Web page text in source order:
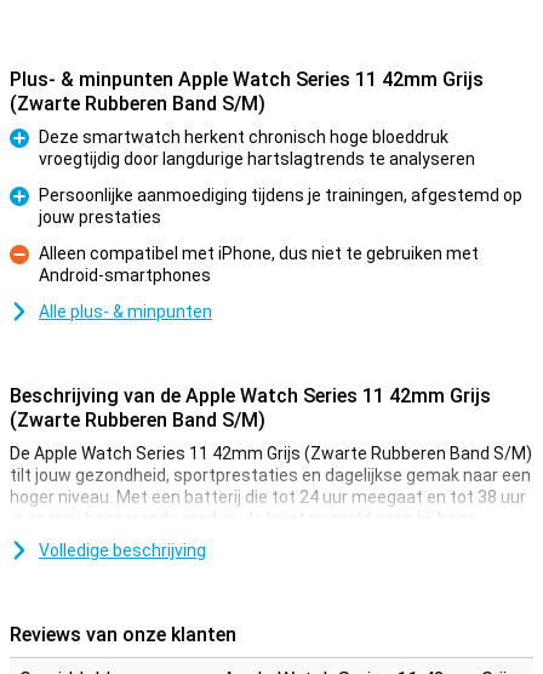
Plus- & minpunten Apple Watch Series 11 42mm Grijs
(Zwarte Rubberen Band S/M)
Pluspunt
Deze smartwatch herkent chronisch hoge bloeddruk
vroegtijdig door langdurige hartslagtrends te analyseren
Pluspunt
Persoonlijke aanmoediging tijdens je trainingen, afgestemd op
jouw prestaties
Minpunt
Alleen compatibel met iPhone, dus niet te gebruiken met
Android-smartphones
Alle plus- & minpunten
Beschrijving van de Apple Watch Series 11 42mm Grijs
(Zwarte Rubberen Band S/M)
De Apple Watch Series 11 42mm Grijs (Zwarte Rubberen Band S/M)
tilt jouw gezondheid, sportprestaties en dagelijkse gemak naar een
hoger niveau. Met een batterij die tot 24 uur meegaat en tot 38 uur
in energiebesparende modus. Je krijgt nu meldingen bij hoge
bloeddruk en slaapapneu, plus een handige Sleep Score voor beter
inzicht in je nachtrust. Tijdens het sporten motiveert Workout
blijft perfect afleesbaar, zelfs in fel zonlicht.
Volledige beschrijving
Reviews van onze klanten